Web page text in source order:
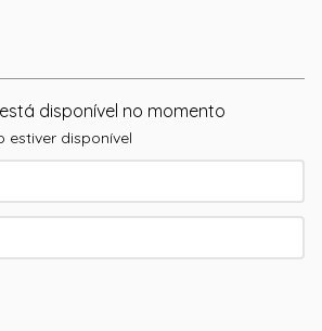
disponível no momento
estiver disponível